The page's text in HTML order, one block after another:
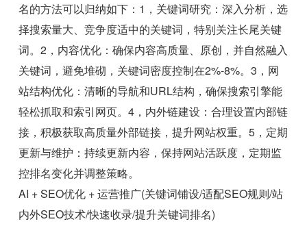
名的方法可以归纳如下：1，关键词研究：深入分析，选
择搜索量大、竞争度适中的关键词，特别关注长尾关键
词。2，内容优化：确保内容高质量、原创，并自然融入
关键词，避免堆砌，关键词密度控制在2%-8%。3，网
站结构优化：清晰的导航和URL结构，确保搜索引擎能
轻松抓取和索引网页。4，内外链建设：合理设置内部链
接，积极获取高质量外部链接，提升网站权重。5，定期
更新与维护：持续更新内容，保持网站活跃度，定期监
控排名变化并调整策略。
AI + SEO优化 + 运营推广(关键词铺设/适配SEO规则/站
内外SEO技术/快速收录/提升关键词排名)